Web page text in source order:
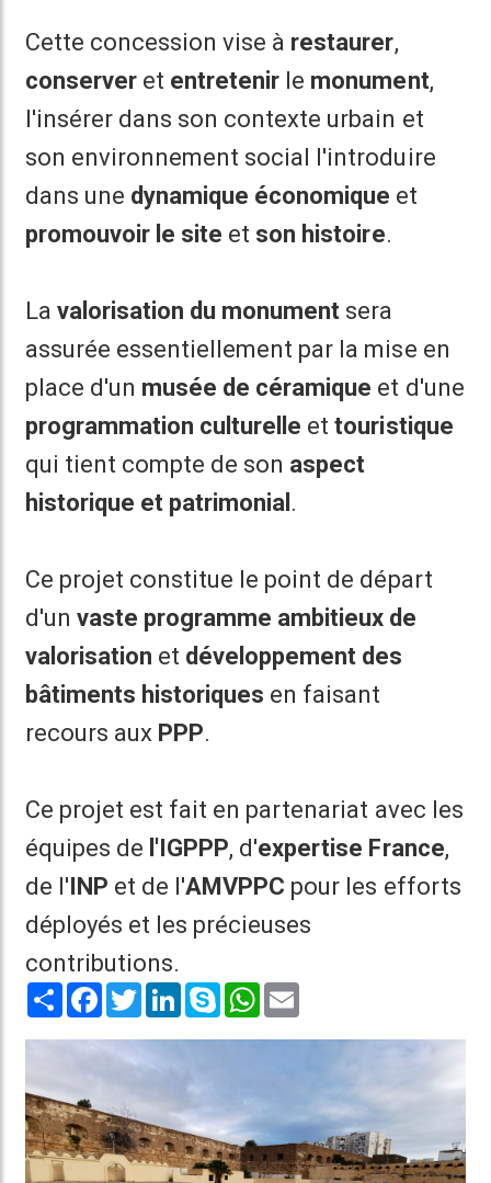
Cette concession vise à restaurer,
conserver et entretenir le monument,
l'insérer dans son contexte urbain et
son environnement social l'introduire
dans une dynamique économique et
promouvoir le site et son histoire.
La valorisation du monument sera
assurée essentiellement par la mise en
place d'un musée de céramique et d'une
programmation culturelle ettouristique
qui tient compte de son aspect
historique et patrimonial .
Ce projet constitue le point de départ
d'unvaste programme ambitieux de
valorisation et développement des
bâtiments historiques en faisant
recours aux PPP.
Ce projet est fait en partenariat avec les
équipes de l'IGPPP, d'expertise France,
de l'INP et de l'AMVPPC pour les efforts
déployés et les précieuses
contributions.
Share Facebook
TwitterLinkedInSkype WhatsApp